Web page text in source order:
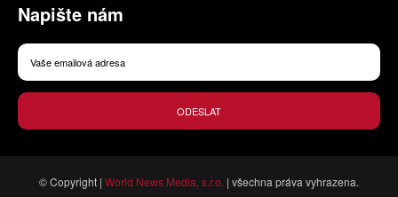
Napište nám
ODESLAT
© Copyright | World News Media, s.r.o. | všechna práva vyhrazena.